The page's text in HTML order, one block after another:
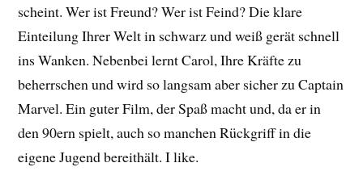
scheint. Wer ist Freund? Wer ist Feind? Die klare
Einteilung Ihrer Welt in schwarz und weiß gerät schnell
ins Wanken. Nebenbei lernt Carol, Ihre Kräfte zu
beherrschen und wird so langsam aber sicher zu Captain
Marvel. Ein guter Film, der Spaß macht und, da er in
den 90ern spielt, auch so manchen Rückgriff in die
eigene Jugend bereithält. I like.